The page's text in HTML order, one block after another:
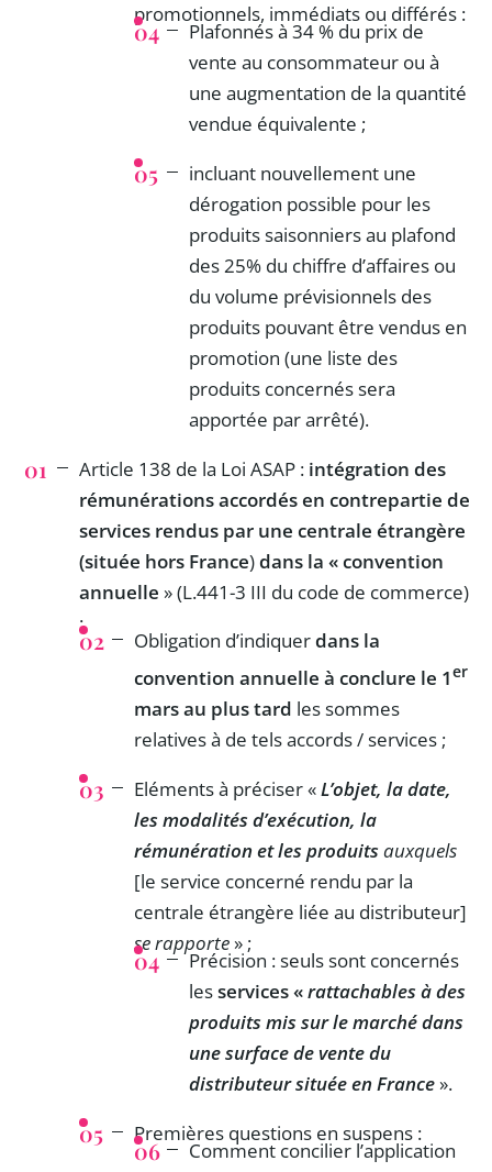
promotionnels, immédiats ou différés :
Plafonnés à 34 % du prix de
vente au consommateur ou à
une augmentation de la quantité
vendue équivalente ;
incluant nouvellement une
dérogation possible pour les
produits saisonniers au plafond
des 25% du chiffre d’affaires ou
du volume prévisionnels des
produits pouvant être vendus en
promotion (une liste des
produits concernés sera
apportée par arrêté).
Article 138 de la Loi ASAP : intégration des
rémunérations accordés en contrepartie de
services rendus par une centrale étrangère
(située hors France)dans la « convention
annuelle » (L.441-3 III du code de commerce)
:
Obligation d’indiquerdans la
convention annuelle à conclure le 1er
mars au plus tard les sommes
relatives à de tels accords / services ;
Eléments à préciser «L’objet, la date,
les modalités d’exécution, la
rémunération et les produits auxquels
[le service concerné rendu par la
centrale étrangère liée au distributeur]
se rapporte» ;
Précision : seuls sont concernés
lesservices «rattachables à des
produits mis sur le marché dans
une surface de vente du
distributeur située en France».
Premières questions en suspens :
Comment concilier l’application